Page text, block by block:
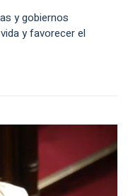
y gobiernos
y favorecer el